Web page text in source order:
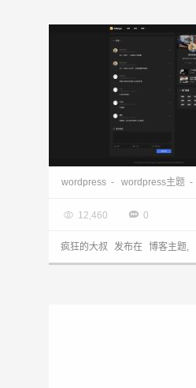
wordpress - wordpress主题 -
 12,460  0
疯狂的大叔 发布在 博客主题,